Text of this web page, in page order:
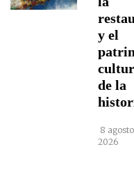
y el
de la
8
2026